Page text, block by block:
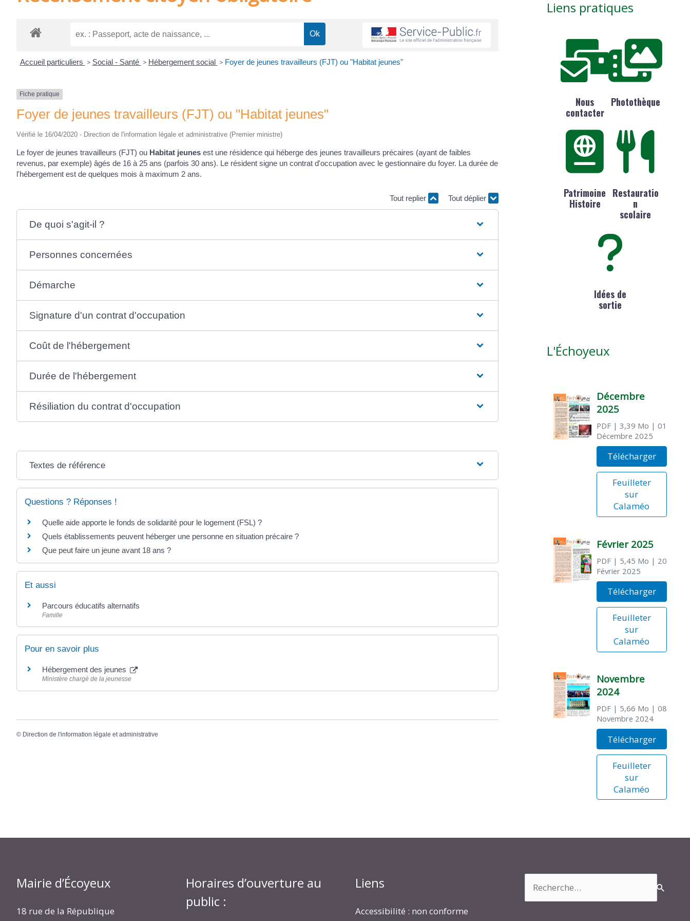
Accueil particuliers > Social - Santé > Hébergement social > Foyer de jeunes travailleurs (FJT) ou "Habitat jeunes"
Fiche pratique
Foyer de jeunes travailleurs (FJT) ou "Habitat jeunes"
Vérifié le 16/04/2020 - Direction de l'information légale et administrative (Premier ministre)
Le foyer de jeunes travailleurs (FJT) ou Habitat jeunes est une résidence qui héberge des jeunes travailleurs précaires (ayant de faibles
revenus, par exemple) âgés de 16 à 25 ans (parfois 30 ans). Le résident signe un contrat d'occupation avec le gestionnaire du foyer. La durée de
l'hébergement est de quelques mois à maximum 2 ans.
Tout replier Tout déplier
De quoi s'agit-il ?
Personnes concernées
Démarche
Signature d'un contrat d'occupation
Coût de l'hébergement
Durée de l'hébergement
Résiliation du contrat d'occupation
Textes de référence
Questions ? Réponses !
Quelle aide apporte le fonds de solidarité pour le logement (FSL) ?
Quels établissements peuvent héberger une personne en situation précaire ?
Que peut faire un jeune avant 18 ans ?
Et aussi
Parcours éducatifs alternatifs
Famille
Pour en savoir plus
Hébergement des jeunes
Ministère chargé de la jeunesse
© Direction de l'information légale et administrative
Liens pratiques
Nous
contacter
Photothèque
Patrimoine
Histoire
Restauratio
n
scolaire
Idées de
sortie
L'Échoyeux
Décembre
2025
PDF| 3,39 Mo | 01
Décembre 2025
Télécharger
Feuilleter
sur
Calaméo
Février 2025
PDF| 5,45 Mo | 20
Février 2025
Télécharger
Feuilleter
sur
Calaméo
Novembre
2024
PDF| 5,66 Mo | 08
Novembre 2024
Télécharger
Feuilleter
sur
Calaméo
Mairie d’Écoyeux
18 rue de la République
Horaires d’ouverture au
public :
Liens
Accessibilité : non conforme